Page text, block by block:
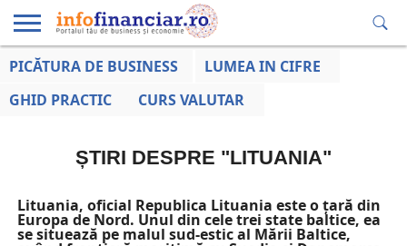
EDUCAȚIE
LA ZI
AFACERILOR
PICĂTURA DE BUSINESS
LUMEA IN CIFRE
GHID PRACTIC
CURS VALUTAR
ȘTIRI DESPRE "LITUANIA"
Lituania, oficial Republica Lituania este o țară din
Europa de Nord. Unul din cele trei state baltice, ea
se situează pe malul sud-estic al Mării Baltice,